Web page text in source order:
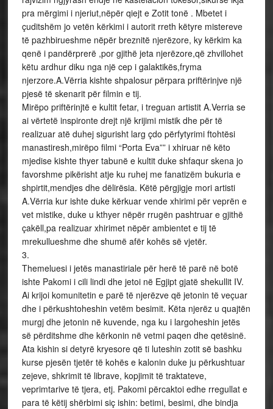
pra mërgimi i njeriut,nëpër qiejt e Zotit tonë . Mbetet i
çuditshëm jo vetën kërkimi i autorit rreth këtyre mistereve
të pazhbirueshme nëpër breznitë njerëzore, ky kërkim ka
qenë i pandërprerë ,por gjithë jeta njerëzore,që zhvillohet
këtu ardhur diku nga një cep i galaktikës,fryma
njerzore.A.Vërria kishte shpalosur përpara priftërinjve një
pjesë të skenarit për filmin e tij.
Mirëpo priftërinjtë e kultit fetar, i treguan artistit A.Verria se
ai vërtetë inspironte drejt një krijimi mistik dhe për të
realizuar atë duhej sigurisht larg çdo përfytyrimi ftohtësi
manastiresh,mirëpo filmi “Porta Eva”” i xhiruar në këto
mjedise kishte thyer tabunë e kultit duke shfaqur skena jo
favorshme pikërisht atje ku ruhej me fanatizëm bukuria e
shpirtit,mendjes dhe dëlirësia. Këtë përgjigje mori artisti
A.Vërria kur ishte duke kërkuar vende xhirimi për veprën e
vet mistike, duke u kthyer nëpër rrugën pashtruar e gjithë
çakëll,pa realizuar xhirimet nëpër ambientet e tij të
mrekullueshme dhe shumë afër kohës së vjetër.
3.
Themeluesi i jetës manastiriale për herë të parë në botë
ishte Pakomi i cili lindi dhe jetoi në Egjipt gjatë shekullit IV.
Ai krijoi komunitetin e parë të njerëzve që jetonin të veçuar
dhe i përkushtoheshin vetëm besimit. Këta njerëz u quajtën
murgj dhe jetonin në kuvende, nga ku i largoheshin jetës
së përditshme dhe kërkonin në vetmi paqen dhe qetësinë.
Ata kishin si detyrë kryesore që ti luteshin zotit së bashku
kurse pjesën tjetër të kohës e kalonin duke ju përkushtuar
zejeve, shkrimit të librave, kopjimit të traktateve,
veprimtarive të tjera, etj. Pakomi përcaktoi edhe rregullat e
para të këtij shërbimi siç ishin: betimi, besimi, dhe bindja